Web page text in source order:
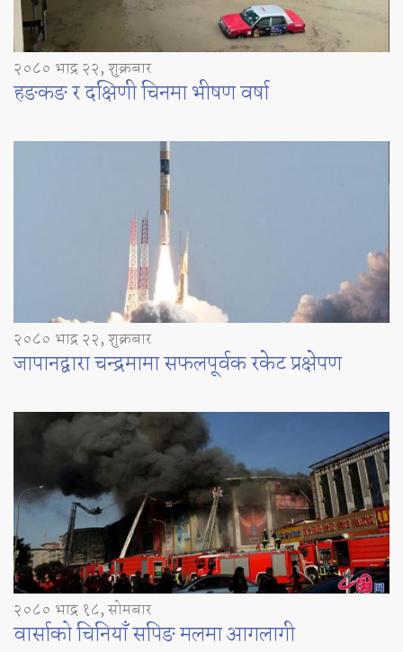
२०८० भाद्र २२, शुक्रबार
हङकङ र दक्षिणी चिनमा भीषण वर्षा
२०८० भाद्र २२, शुक्रबार
जापानद्वारा चन्द्रमामा सफलपूर्वक रकेट प्रक्षेपण
२०८० भाद्र १८, सोमबार
वार्साको चिनियाँ सपिङ मलमा आगलागी